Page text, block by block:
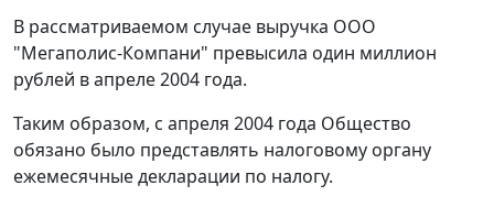
В рассматриваемом случае выручка ООО
"Мегаполис-Компани" превысила один миллион
рублей в апреле 2004 года.
Таким образом, с апреля 2004 года Общество
обязано было представлять налоговому органу
ежемесячные декларации по налогу.